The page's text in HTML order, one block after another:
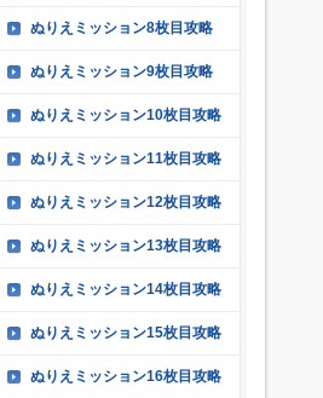
ぬりえミッション8枚目攻略
ぬりえミッション9枚目攻略
ぬりえミッション10枚目攻略
ぬりえミッション11枚目攻略
ぬりえミッション12枚目攻略
ぬりえミッション13枚目攻略
ぬりえミッション14枚目攻略
ぬりえミッション15枚目攻略
ぬりえミッション16枚目攻略